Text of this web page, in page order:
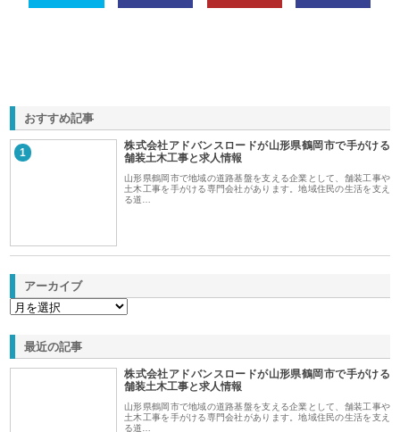
おすすめ記事
1
株式会社アドバンスロードが山形県鶴岡市で手がける
舗装土木工事と求人情報
山形県鶴岡市で地域の道路基盤を支える企業として、舗装工事や
土木工事を手がける専門会社があります。地域住民の生活を支え
る道…
アーカイブ
最近の記事
株式会社アドバンスロードが山形県鶴岡市で手がける
舗装土木工事と求人情報
山形県鶴岡市で地域の道路基盤を支える企業として、舗装工事や
土木工事を手がける専門会社があります。地域住民の生活を支え
る道…